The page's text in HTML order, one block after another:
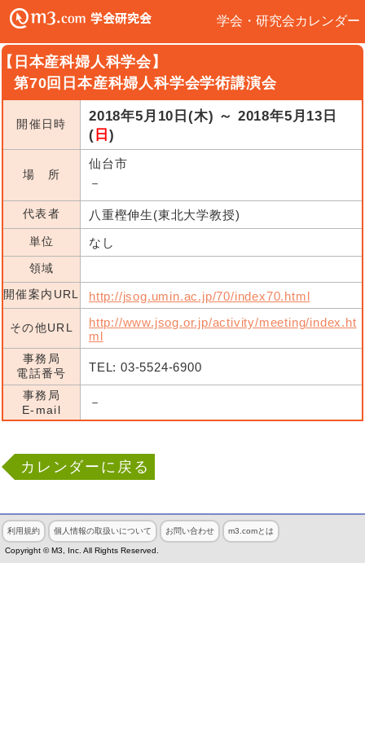
学会・研究会カレンダー
日本産科婦人科学会】
第70回日本産科婦人科学会学術講演会
開催日時
2018年5月10日(木) ～ 2018年5月13日
( 日 )
場 所
仙台市
－
代表者 八重樫伸生(東北大学教授)
単位 なし
領域
開催案内URL
http://jsog.umin.ac.jp/70/index70.html
その他URL
http://www.jsog.or.jp/activity/meeting/index.ht
ml
事務局
電話番号
TEL: 03-5524-6900
事務局
E-mail
－
カレンダーに戻る
利用規約 個人情報の取扱いについて お問い合わせ m3.comとは
Copyright © M3, Inc. All Rights Reserved.